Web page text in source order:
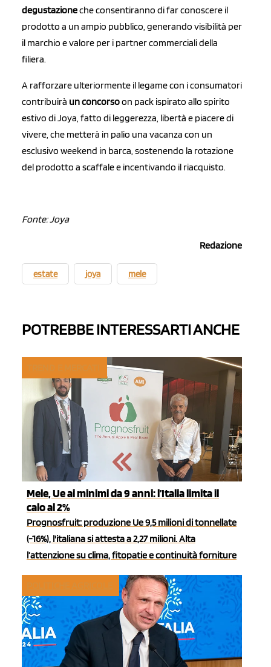
degustazioneche consentiranno di far conoscere il
prodotto a un ampio pubblico, generando visibilità per
il marchio e valore per i partner commerciali della
filiera.
A rafforzare ulteriormente il legame con i consumatori
contribuirà un concorsoon pack ispirato allo spirito
estivo di Joya, fatto di leggerezza, libertà e piacere di
vivere, che metterà in palio una vacanza con un
esclusivo weekend in barca, sostenendo la rotazione
del prodotto a scaffale e incentivando il riacquisto.
Fonte: Joya
Redazione
estate joya mele
POTREBBE INTERESSARTI ANCHE
Mele, Ue ai minimi da 9 anni: l’Italia limita il
calo al 2%
Prognosfruit: produzione Ue 9,5 milioni di tonnellate
(-16%), l'italiana si attesta a 2,27 milioni. Alta
l’attenzione su clima, fitopatie e continuità forniture